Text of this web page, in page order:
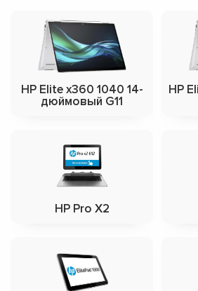
HP Elite x360 1040 14-
дюймовый G11
HP
HP Pro X2